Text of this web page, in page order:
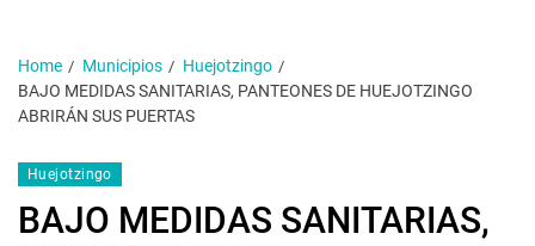
Home Municipios
Huejotzingo
BAJO MEDIDAS SANITARIAS, PANTEONES DE HUEJOTZINGO
ABRIRÁN SUS PUERTAS
Huejotzingo
BAJO MEDIDAS SANITARIAS,